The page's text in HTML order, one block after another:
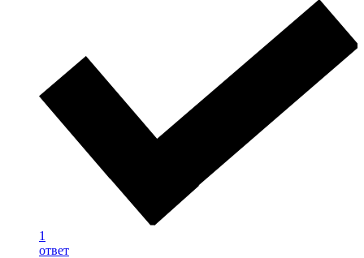
1
ответ